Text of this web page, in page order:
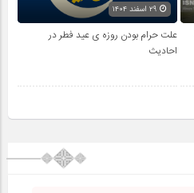
علت حرام بودن روزه ی عید فطر در
احادیث